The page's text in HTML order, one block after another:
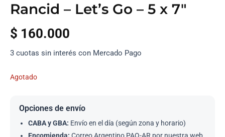
Rancid – Let’s Go – 5 x 7″
$ 160.000
3 cuotas sin interés con Mercado Pago
Agotado
Opciones de envío
CABA y GBA: Envío en el día (según zona y horario)
Encomienda: Correo Argentino PAQ-AR por nuestra web